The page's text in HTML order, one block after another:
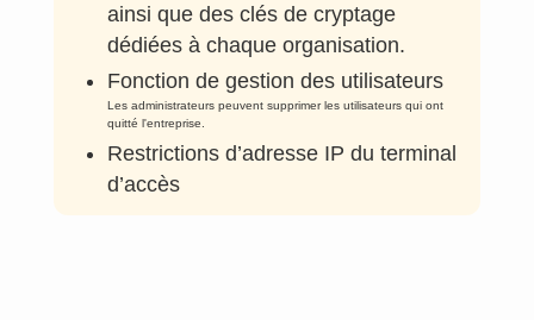
ainsi que des clés de cryptage
dédiées à chaque organisation.
Fonction de gestion des utilisateurs
Les administrateurs peuvent supprimer les utilisateurs qui ont
quitté l'entreprise.
Restrictions d’adresse IP du terminal
d’accès